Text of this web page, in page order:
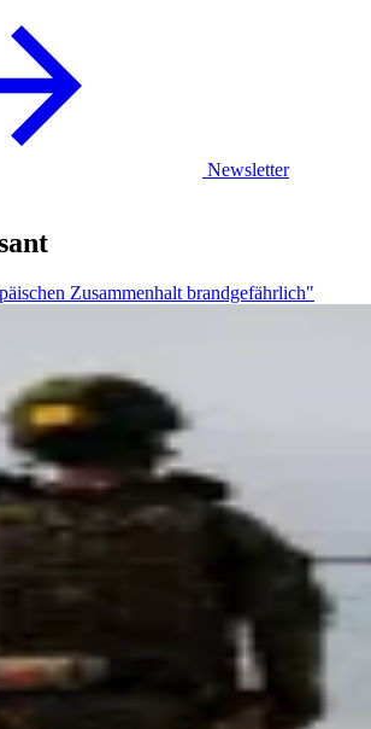
Newsletter
Zusammenhalt brandgefährlich"